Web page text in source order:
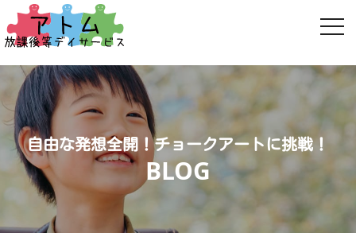
自由な発想全開！チョークアートに挑戦！